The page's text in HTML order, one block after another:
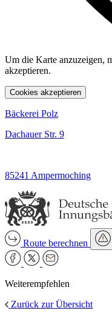
Um die Karte anzuzeigen,
akzeptieren.
Cookies akzeptieren
Bäckerei Polz
Dachauer Str. 9
85241 Ampermoching
Route berechnen
Weiterempfehlen
Zurück zur Übersicht